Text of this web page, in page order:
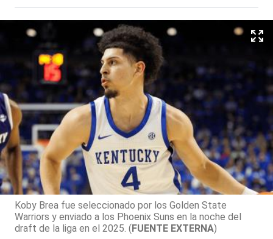
Koby Brea fue seleccionado por los Golden State
Warriors y enviado a los Phoenix Suns en la noche del
draft de la liga en el 2025. (FUENTE EXTERNA)